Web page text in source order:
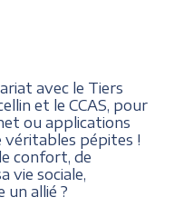
avec le Tiers
et le CCAS, pour
ou applications
véritables pépites !
confort, de
vie sociale,
allié ?